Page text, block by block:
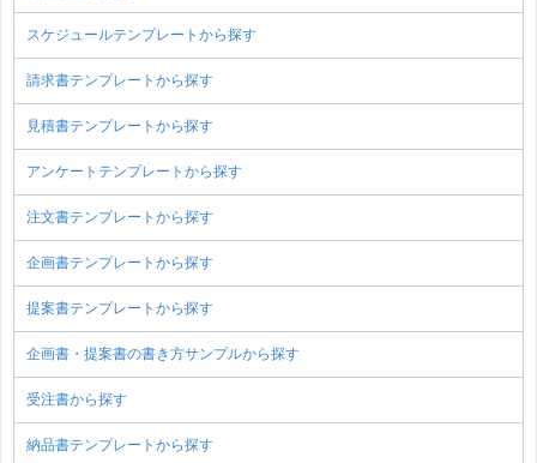
スケジュールテンプレートから探す
請求書テンプレートから探す
見積書テンプレートから探す
アンケートテンプレートから探す
注文書テンプレートから探す
企画書テンプレートから探す
提案書テンプレートから探す
企画書・提案書の書き方サンプルから探す
受注書から探す
納品書テンプレートから探す